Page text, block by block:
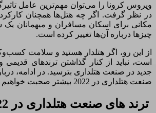
ویروس کرونا را می‌توان مهم‌ترین عامل
در نظر گرفت. اگر چه هتل‌ها همچنان کارکرد
مکانی برای اسکان مسافران و میهمانان یک
چیزها درباره آن‌ها تغییر کرده است.
از این رو، اگر هتلدار هستید و سلامت
است، نباید از کنار گذاشتن ترندهای قدیمی
جدید در صنعت هتلداری بترسید. در ادامه،
صنعت هتلداری در 2022 بیشتر صحبت خواهیم کرد.
ترند های صنعت هتلداری در 2022